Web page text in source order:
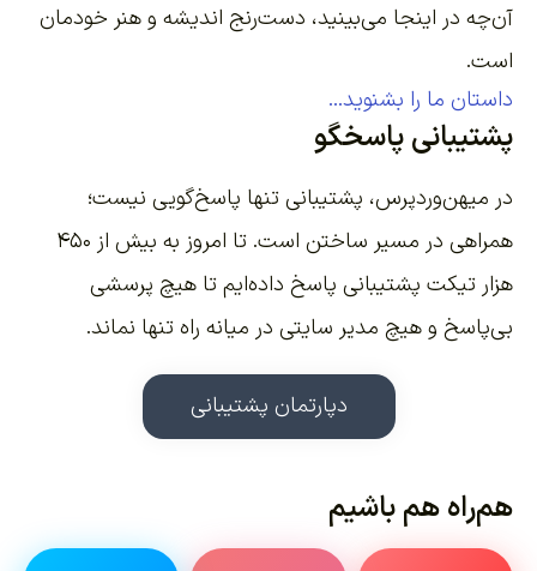
آن‌چه در اینجا می‌بینید، دست‌رنج اندیشه و هنر خودمان
است.
داستان ما را بشنوید...
پشتیبانی پاسخگو
در میهن‌وردپرس، پشتیبانی تنها پاسخ‌گویی نیست؛
همراهی در مسیر ساختن است. تا امروز به بیش از ۴۵۰
هزار تیکت پشتیبانی پاسخ داده‌ایم تا هیچ پرسشی
بی‌پاسخ و هیچ مدیر سایتی در میانه راه تنها نماند.
دپارتمان پشتیبانی
هم‌راه هم باشیم